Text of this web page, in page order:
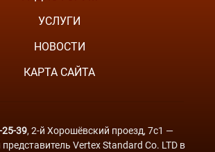
УСЛУГИ
НОВОСТИ
КАРТА САЙТА
39, 2-й Хорошёвский проезд, 7с1 —
Vertex Standard Co. LTD в